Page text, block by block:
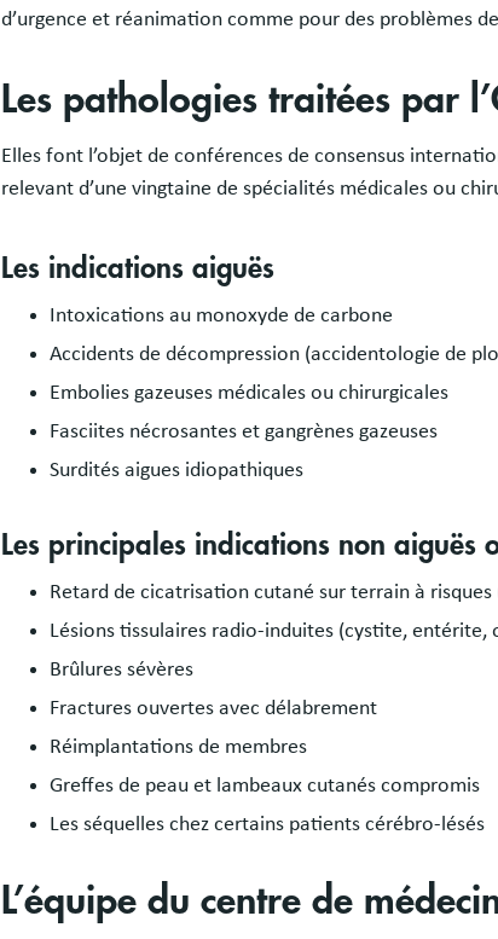
d’urgence et réanimation comme pour des problèmes
Les pathologies traitées par
Elles font l’objet de conférences de consensus
relevant d’une vingtaine de spécialités médicales ou
Les indications aiguës
Intoxications au monoxyde de carbone
Accidents de décompression (accidentologie de
Embolies gazeuses médicales ou chirurgicales
Fasciites nécrosantes et gangrènes gazeuses
Surdités aigues idiopathiques
Les principales indications non aiguës
Retard de cicatrisation cutané sur terrain à
Lésions tissulaires radio-induites (cystite, entérite,
Brûlures sévères
Fractures ouvertes avec délabrement
Réimplantations de membres
Greffes de peau et lambeaux cutanés compromis
Les séquelles chez certains patients cérébro-lésés
L’équipe du centre de